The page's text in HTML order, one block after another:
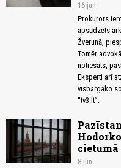
16.jun
Prokurors
apsūdzēts
Žverunā,
Tomēr
notiesāts,
Eksperti arī
visbargāko
“tv3.lt”.
cietumā
8.jun